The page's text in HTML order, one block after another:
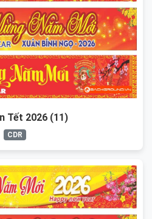
Tết 2026 (11)
CDR